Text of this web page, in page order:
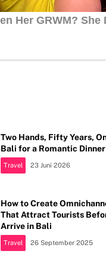
Two Hands, Fifty Years,
Bali for a Romantic
Travel 23 Juni 2026
How to Create
That Attract Tourists
Arrive in Bali
Travel 26 September 2025